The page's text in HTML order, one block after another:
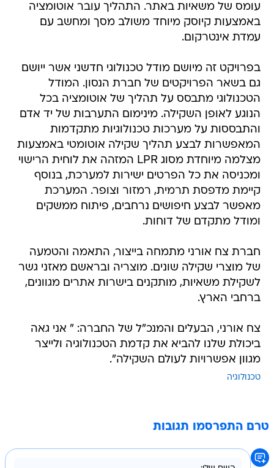
עומס של משאיות באתר. התהליך עובר אוטומציה
באמצעות קיוסק מיוחד משולב מסך ומחשב עם
עמדת אינטרקום.
בפרויקט זה מיושם מודל טכנולוגי חדשני אשר ייושם
גם בשאר הפרויקטים של חברת הנסון. המודל
הטכנולוגי מתבסס על תהליך של אוטומציה בכל
הנוגע לאופן השקילה. מינימום התערבות של יד אדם
והתבססות על מערכות טכנולוגיות מתקדמות
המאפשרות לבצע תהליך שקילה אוטומטי באמצעות
מצלמה מיוחדת מסוג LPR המזהה את לוחית הרישוי
ומכניסה את כל הפרטים ישירות למערכת, בנוסף
קיימת מדפסת תרמית, רמזור וצופר. המערכת
מאפשר לבצע חיפושים נרחבים, פיתוח ממשקים
ומודל מתקדם של דוחות.
חברת צח אורני מתמחה בייצור, התאמה והטמעה
של מוצרי שקילה שונים. מוצריה ובראשם מאזני גשר
לשקילת משאיות, מותקנים בישרות אתרים מגוונים,
ברחבי הארץ.
צח אורני, הבעלים והמנכ"ל של החברה: " אני גאה
ביכולת שלנו להביא את קדמת הטכנולוגיה ולייצר
מגוון אפשרויות לעולם השקילה".
טכנולוגיה
טרם התפרסמו תגובות